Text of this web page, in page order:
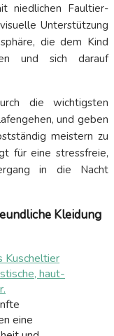
niedlichen Faultier-
Unterstützung
die dem Kind
und sich darauf
die wichtigsten
und geben
meistern zu
für eine stressfreie,
in die Nacht
Kleidung
eine